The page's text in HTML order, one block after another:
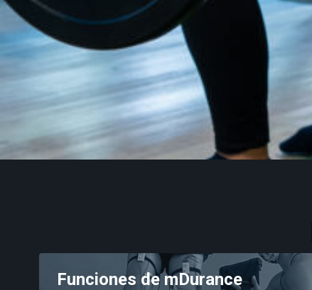
Suelo pélvico
Entrenamiento
Neurología
Casos de estudio
Investigaciones
DescargasFunciones de mDurance